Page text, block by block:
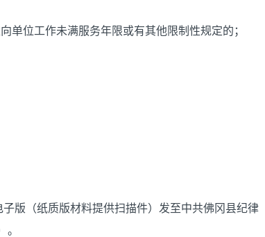
单位工作未满服务年限或有其他限制性规定的；
版（纸质版材料提供扫描件）发至中共佛冈县纪律
。